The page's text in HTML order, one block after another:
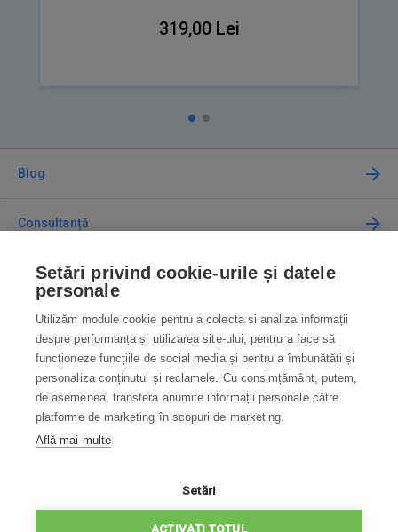
319,00 Lei
Blog
Consultanță
Cum cumpăr
Contact
Contactați-ne
info@robotworld.ro
031 22 97 010
POLITICA DE CONFIDENȚIALITATE
Setări privind cookie-urile și datele
personale
Utilizăm module cookie pentru a colecta și analiza informații
despre performanța și utilizarea site-ului, pentru a face să
funcționeze funcțiile de social media și pentru a îmbunătăți și
personaliza conținutul și reclamele. Cu consimțământ, putem,
de asemenea, transfera anumite informații personale către
platforme de marketing în scopuri de marketing.
Află mai multe
Setări
ACTIVAȚI TOTUL